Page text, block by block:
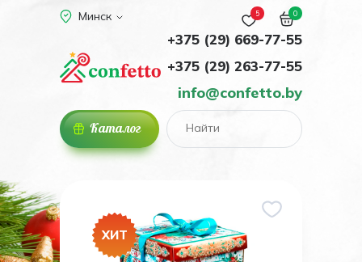
Минск 5 0
Каталог
+375 (29) 669-77-55
+375 (29) 263-77-55
info@confetto.by
ХИТ